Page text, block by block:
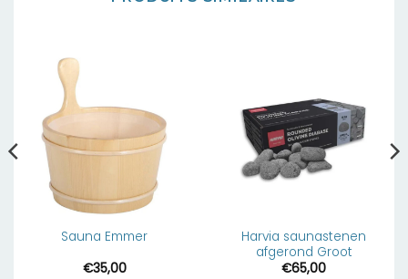
Sauna Emmer
€35,00
Harvia saunastenen
afgerond Groot
€65,00